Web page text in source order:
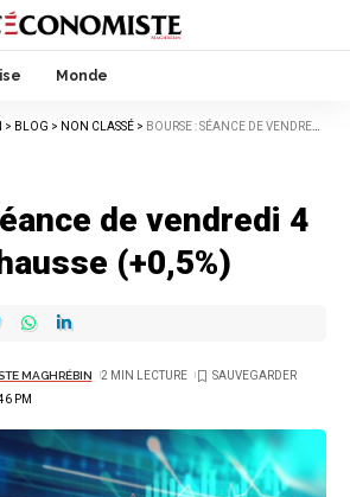
Monde
> BLOG > NON CLASSÉ > BOURSE : SÉANCE DE VENDREDI 4 JUILLET, EN HAUSSE (+0,5%)
de vendredi 4
(+0,5%)
PM
MAGHRÉBIN 2 MIN LECTURE